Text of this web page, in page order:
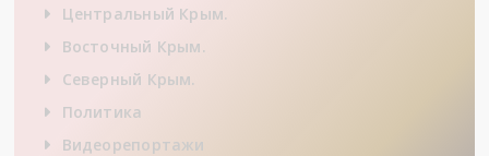
Центральный Крым.
Восточный Крым.
Северный Крым.
Политика
Видеорепортажи